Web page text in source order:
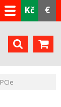
Kč €
PCIe